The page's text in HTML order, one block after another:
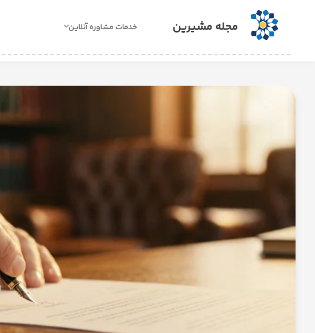
مجله مشیرین خدمات مشاوره آنلاین
آنلاین